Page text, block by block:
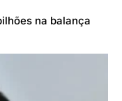
na balança